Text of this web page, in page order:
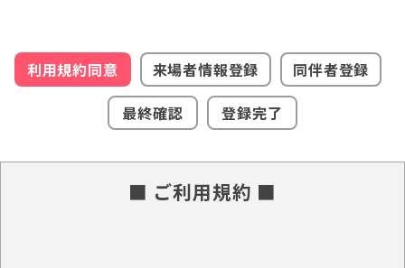
利用規約同意 来場者情報登録
同伴者登録
最終確認
登録完了
■ ご利用規約 ■